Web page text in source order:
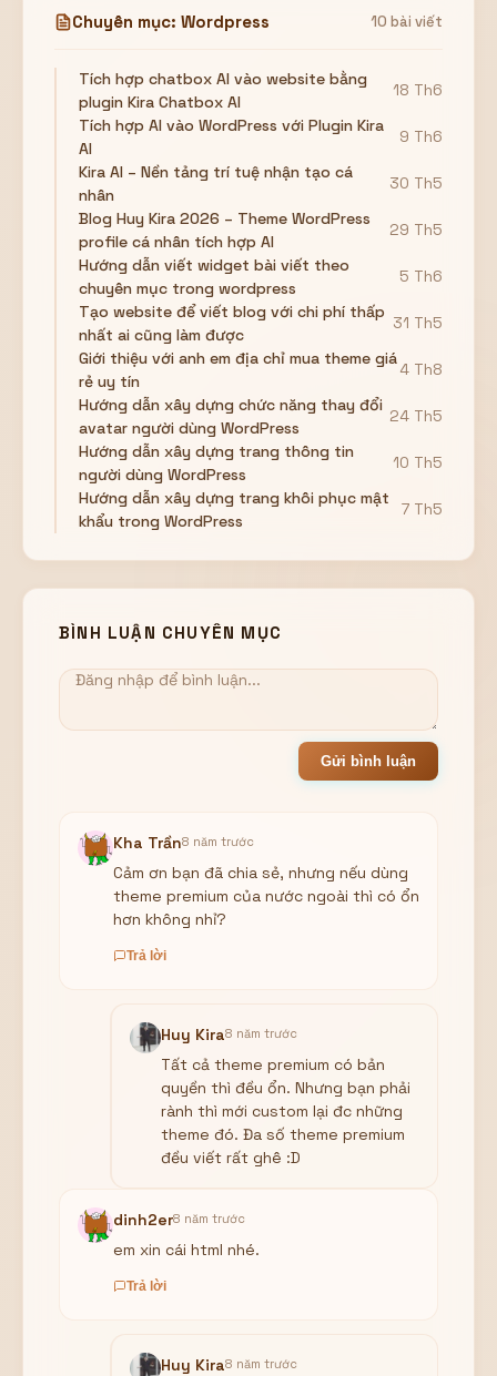
Chuyên mục: Wordpress 10 bài viết
Tích hợp chatbox AI vào website bằng
plugin Kira Chatbox AI
18 Th6
Tích hợp AI vào WordPress với Plugin Kira
AI
9 Th6
Kira AI – Nền tảng trí tuệ nhận tạo cá
nhân
30 Th5
Blog Huy Kira 2026 – Theme WordPress
profile cá nhân tích hợp AI
29 Th5
Hướng dẫn viết widget bài viết theo
chuyên mục trong wordpress
5 Th6
Tạo website để viết blog với chi phí thấp
nhất ai cũng làm được
31 Th5
Giới thiệu với anh em địa chỉ mua theme giá
rẻ uy tín
4 Th8
Hướng dẫn xây dựng chức năng thay đổi
avatar người dùng WordPress
24 Th5
Hướng dẫn xây dựng trang thông tin
người dùng WordPress
10 Th5
Hướng dẫn xây dựng trang khôi phục mật
khẩu trong WordPress
7 Th5
BÌNH LUẬN CHUYÊN MỤC
Gửi bình luận
Kha Trần8 năm trước
Cảm ơn bạn đã chia sẻ, nhưng nếu dùng
theme premium của nước ngoài thì có ổn
hơn không nhỉ?
Trả lời
Huy Kira8 năm trước
Tất cả theme premium có bản
quyền thì đều ổn. Nhưng bạn phải
rành thì mới custom lại đc những
theme đó. Đa số theme premium
đều viết rất ghê :D
dinh2er8 năm trước
em xin cái html nhé.
Trả lời
Huy Kira8 năm trước